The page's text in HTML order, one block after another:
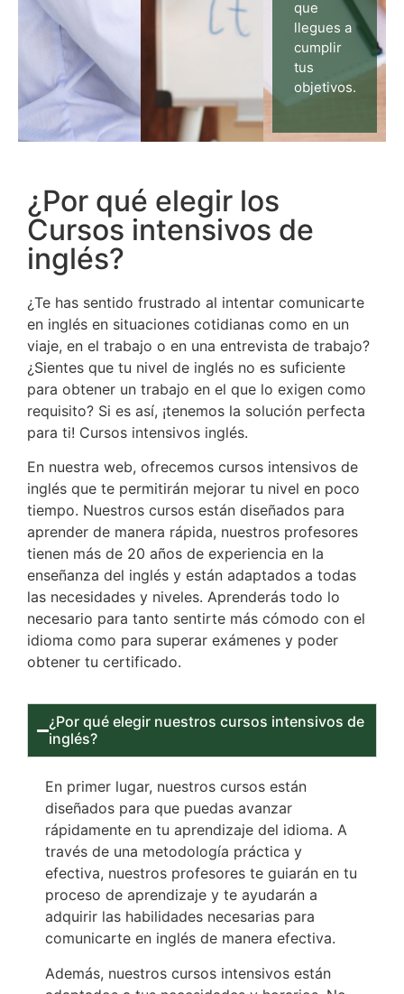
que
llegues a
cumplir
tus
objetivos.
¿Por qué elegir los
Cursos intensivos de
inglés?
¿Te has sentido frustrado al intentar comunicarte
en inglés en situaciones cotidianas como en un
viaje, en el trabajo o en una entrevista de trabajo?
¿Sientes que tu nivel de inglés no es suficiente
para obtener un trabajo en el que lo exigen como
requisito? Si es así, ¡tenemos la solución perfecta
para ti! Cursos intensivos inglés.
En nuestra web, ofrecemos cursos intensivos de
inglés que te permitirán mejorar tu nivel en poco
tiempo. Nuestros cursos están diseñados para
aprender de manera rápida, nuestros profesores
tienen más de 20 años de experiencia en la
enseñanza del inglés y están adaptados a todas
las necesidades y niveles. Aprenderás todo lo
necesario para tanto sentirte más cómodo con el
idioma como para superar exámenes y poder
obtener tu certificado.
¿Por qué elegir nuestros cursos intensivos de
inglés?
En primer lugar, nuestros cursos están
diseñados para que puedas avanzar
rápidamente en tu aprendizaje del idioma. A
través de una metodología práctica y
efectiva, nuestros profesores te guiarán en tu
proceso de aprendizaje y te ayudarán a
adquirir las habilidades necesarias para
comunicarte en inglés de manera efectiva.
Además, nuestros cursos intensivos están